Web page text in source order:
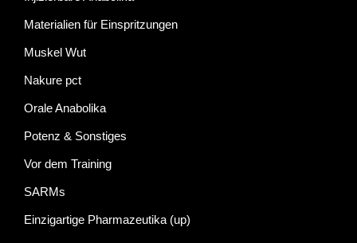
Materialien für Einspritzungen
Muskel Wut
Nakure pct
Orale Anabolika
Potenz & Sonstiges
Vor dem Training
SARMs
Einzigartige Pharmazeutika (up)